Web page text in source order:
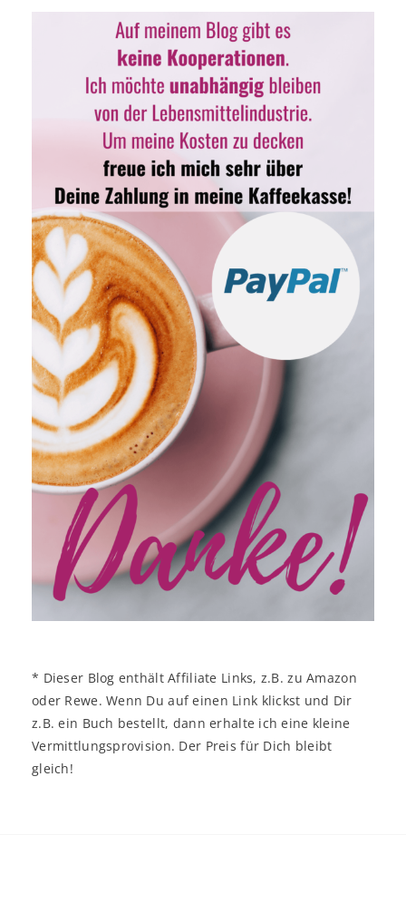
* Dieser Blog enthält Affiliate Links, z.B. zu Amazon
oder Rewe. Wenn Du auf einen Link klickst und Dir
z.B. ein Buch bestellt, dann erhalte ich eine kleine
Vermittlungsprovision. Der Preis für Dich bleibt
gleich!